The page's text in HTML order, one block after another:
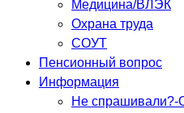
Медицина/ВЛЭК
Охрана труда
СОУТ
Пенсионный вопрос
Информация
Не спрашивали?-